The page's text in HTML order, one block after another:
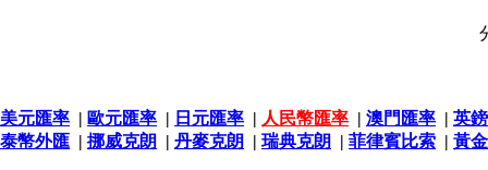
美元匯率 | 歐元匯率 | 日元匯率 | 人民幣匯率 | 澳門匯率 | 英
泰幣外匯 | 挪威克朗 | 丹麥克朗 | 瑞典克朗 | 菲律賓比索 | 黃